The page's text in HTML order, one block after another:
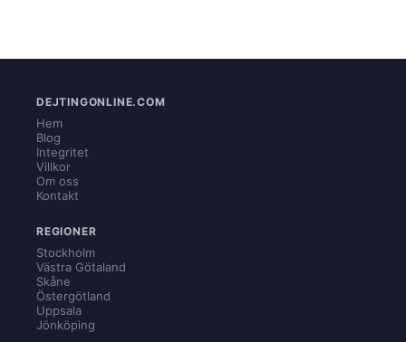
DEJTINGONLINE.COM
Hem
Blog
Integritet
Villkor
Om oss
Kontakt
REGIONER
Stockholm
Västra Götaland
Skåne
Östergötland
Uppsala
Jönköping